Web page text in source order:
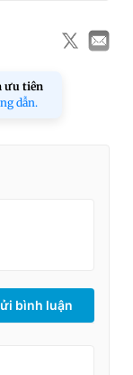
ưu tiên
dẫn.
bình luận